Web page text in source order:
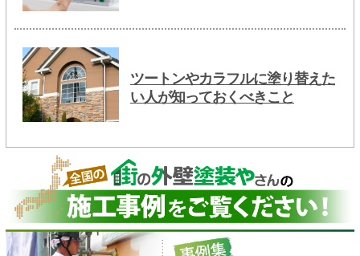
ツートンやカラフルに塗り替えた
い人が知っておくべきこと